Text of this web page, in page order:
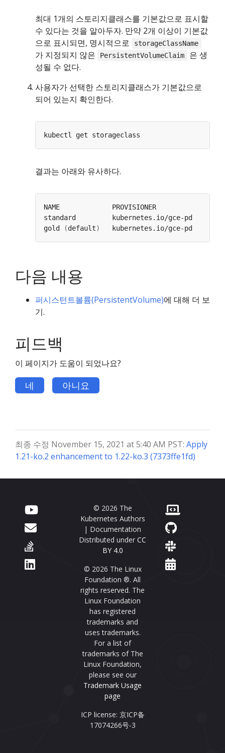
최대 1개의 스토리지클래스를 기본값으로 표시할
수 있다는 것을 알아두자. 만약 2개 이상이 기본값
으로 표시되면, 명시적으로
storageClassName
가 지정되지 않은 PersistentVolumeClaim
은 생
성될 수 없다.
사용자가 선택한 스토리지클래스가 기본값으로
되어 있는지 확인한다.
결과는 아래와 유사하다.
gold
(default)
다음 내용
퍼시스턴트볼륨(PersistentVolume)에 대해 더 보
기.
피드백
이 페이지가 도움이 되었나요?
네 아니요
최종 수정 November 15, 2021 at 5:40 AM PST: Apply
1.21-ko.2 enhancement to 1.22-ko.3 (7373ffe1fd)
© 2026 The
Kubernetes Authors
| Documentation
Distributed under CC
BY 4.0
© 2026 The Linux
Foundation ®. All
rights reserved. The
Linux Foundation
has registered
trademarks and
uses trademarks.
For a list of
trademarks of The
Linux Foundation,
please see our
Trademark Usage
page
ICP license: 京ICP备
17074266号-3